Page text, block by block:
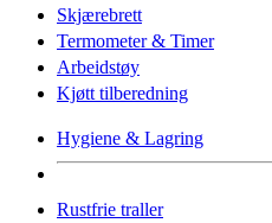
Skjærebrett
Termometer & Timer
Arbeidstøy
Kjøtt tilberedning
Hygiene & Lagring
Rustfrie traller